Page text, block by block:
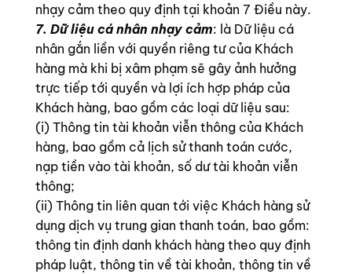
nhạy cảm theo quy định tại khoản 7 Điều này.
7. Dữ liệu cá nhân nhạy cảm: là Dữ liệu cá
nhân gắn liền với quyền riêng tư của Khách
hàng mà khi bị xâm phạm sẽ gây ảnh hưởng
trực tiếp tới quyền và lợi ích hợp pháp của
Khách hàng, bao gồm các loại dữ liệu sau:
(i) Thông tin tài khoản viễn thông của Khách
hàng, bao gồm cả lịch sử thanh toán cước,
nạp tiền vào tài khoản, số dư tài khoản viễn
thông;
(ii) Thông tin liên quan tới việc Khách hàng sử
dụng dịch vụ trung gian thanh toán, bao gồm:
thông tin định danh khách hàng theo quy định
pháp luật, thông tin về tài khoản, thông tin về